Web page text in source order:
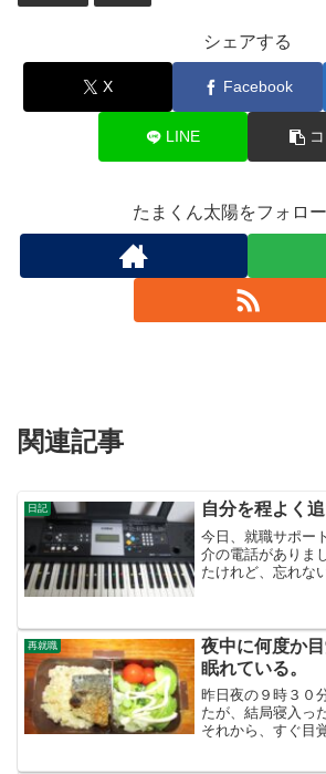
シェアする
X Facebook
LINE
たまくん太陽をフォロ
関連記事
日記 自分を程よく
今日、就職サポー
介の電話がありま
たけれど、忘れな
職するつもりです
再就職
夜中に何度か
眠れている。
昨日夜の９時３０
たが、結局寝入っ
それから、すぐ目